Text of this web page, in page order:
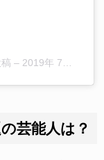
– 2019年 7月月27日午前7時26分PDT
芸能人は？